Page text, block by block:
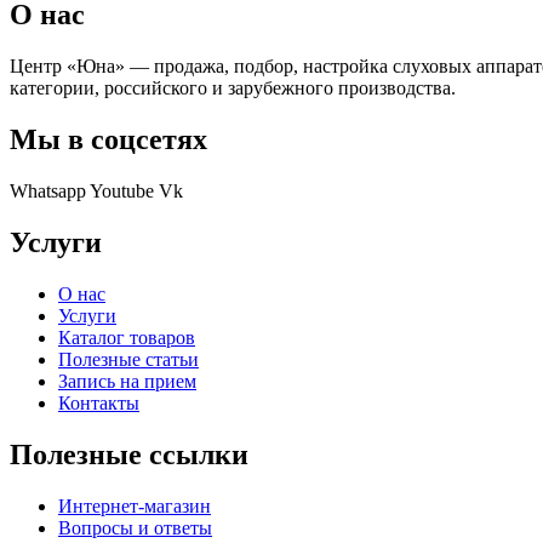
О нас
Центр «Юна» — продажа, подбор, настройка слуховых
категории, российского и зарубежного производства.
Мы в соцсетях
WhatsappYoutube Vk
Услуги
О нас
Услуги
Каталог товаров
Полезные статьи
Запись на прием
Контакты
Полезные ссылки
Интернет-магазин
Вопросы и ответы